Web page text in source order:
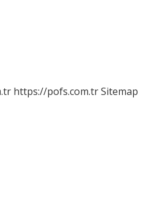
https://pofs.com.trSitemap